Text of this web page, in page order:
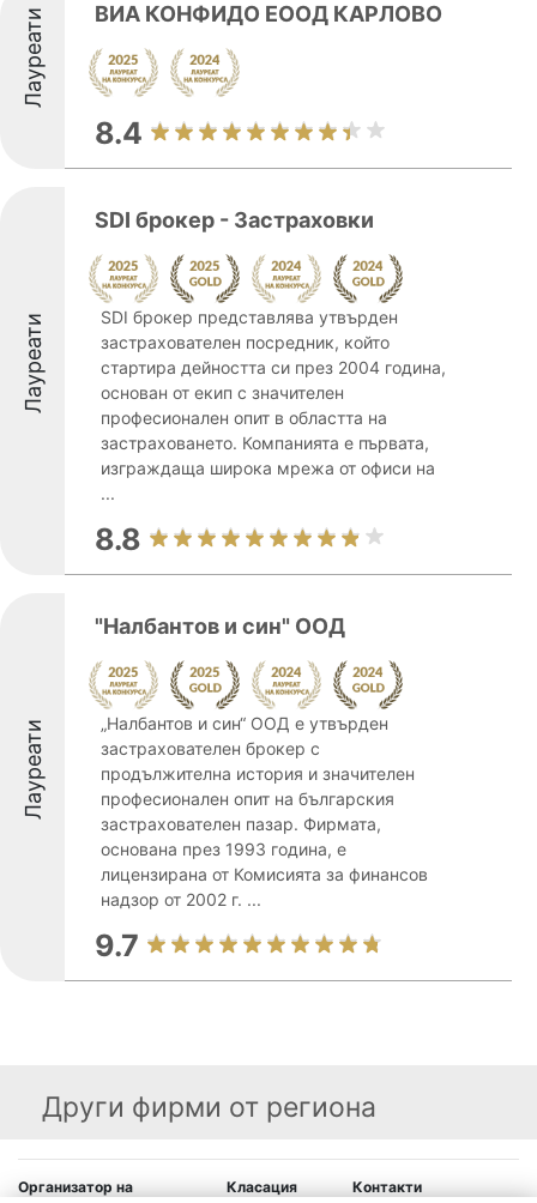
Лауреати ВИА КОНФИДО ЕООД КАРЛОВО
8.4
Лауреати
SDI брокер - Застраховки
SDI брокер представлява утвърден
застрахователен посредник, който
стартира дейността си през 2004 година,
основан от екип с значителен
професионален опит в областта на
застраховането. Компанията е първата,
изграждаща широка мрежа от офиси на
...
8.8
Лауреати
"Налбантов и син" ООД
„Налбантов и син“ ООД е утвърден
застрахователен брокер с
продължителна история и значителен
професионален опит на българския
застрахователен пазар. Фирмата,
основана през 1993 година, е
лицензирана от Комисията за финансов
надзор от 2002 г. ...
9.7
Други фирми от региона
Организатор на
Класация Контакти